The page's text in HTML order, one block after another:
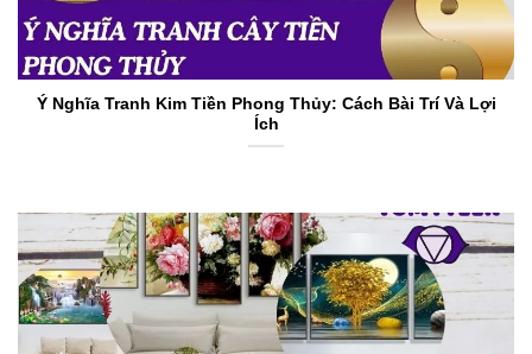
Ý Nghĩa Tranh Kim Tiền Phong Thủy: Cách Bài Trí Và Lợi
Ích